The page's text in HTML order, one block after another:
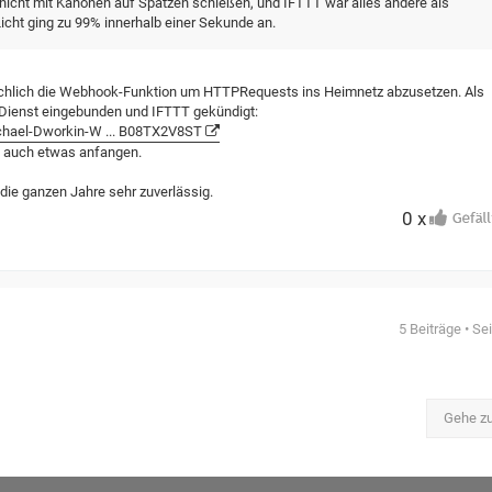
ging zu 99% innerhalb einer Sekunde an.
die Webhook-Funktion um HTTPRequests ins Heimnetz abzusetzen. Als
eingebunden und IFTTT gekündigt:
Dworkin-W ... B08TX2V8ST
etwas anfangen.
ganzen Jahre sehr zuverlässig.
0 x
5 Beiträge •
Gehe